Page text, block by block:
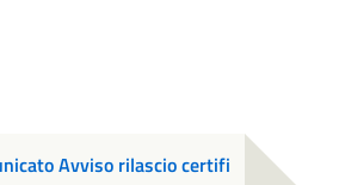
Avviso rilascio certifi